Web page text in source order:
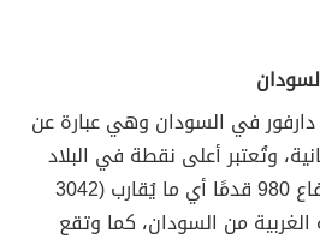
في السودان وهي عبارة عن
وتُعتبر أعلى نقطة في البلاد
هي ديريبا كالديرا وبارتفاع 980 قدمًا أي ما يُقارب (3042
الغربية من السودان، كما وتقع